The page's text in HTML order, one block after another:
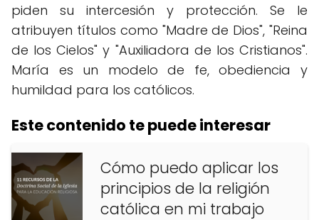
piden su intercesión y protección. Se le
atribuyen títulos como "Madre de Dios", "Reina
de los Cielos" y "Auxiliadora de los Cristianos".
María es un modelo de fe, obediencia y
humildad para los católicos.
Este contenido te puede interesar
Cómo puedo aplicar los
principios de la religión
católica en mi trabajo